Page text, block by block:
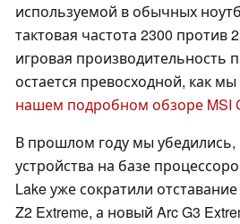
используемой в обычных
тактовая частота 2300 против
игровая производительность
остается превосходной, как
нашем подробном обзоре MSI
В прошлом году мы
устройства на базе
Lake уже сократили
Z2 Extreme, а новый Arc G3